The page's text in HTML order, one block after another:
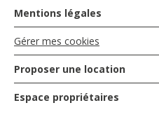
Mentions légales
Gérer mes cookies
Proposer une location
Espace propriétaires